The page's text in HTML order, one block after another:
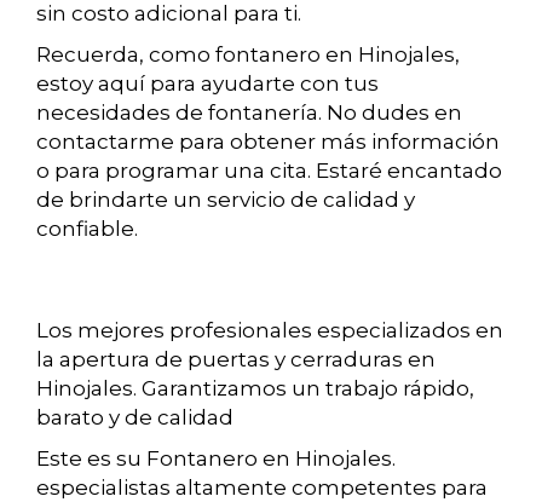
sin costo adicional para ti.
Recuerda, como fontanero en Hinojales,
estoy aquí para ayudarte con tus
necesidades de fontanería. No dudes en
contactarme para obtener más información
o para programar una cita. Estaré encantado
de brindarte un servicio de calidad y
confiable.
Los mejores profesionales especializados en
la apertura de puertas y cerraduras en
Hinojales. Garantizamos un trabajo rápido,
barato y de calidad
Este es su Fontanero en Hinojales.
especialistas altamente competentes para